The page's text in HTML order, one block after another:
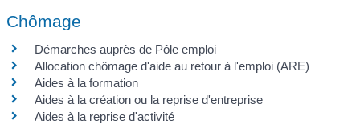
Chômage
Démarches auprès de Pôle emploi
Allocation chômage d'aide au retour à l'emploi (ARE)
Aides à la formation
Aides à la création ou la reprise d'entreprise
Aides à la reprise d'activité